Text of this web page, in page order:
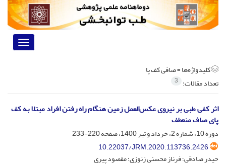
Toggle
کلیدواژه‌ها =صافی کف پا
تعداد مقالات: 3
اثر کفی طبی بر نیروی عکس‌العمل زمین هنگام راه رفتن افراد مبتلا به کف
پای صاف منعطف
دوره 10، شماره 2، خرداد و تیر 1400، صفحه
220-233
10.22037/JRM.2020.113736.2426
حیدر صادقی؛ فرناز محسنی زنوزی؛ مقصود پیری